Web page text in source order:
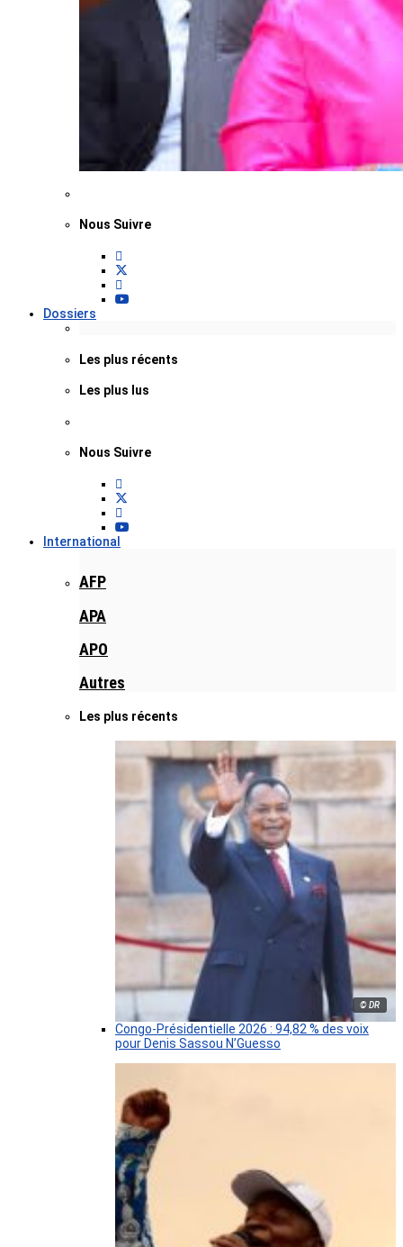
Nous Suivre
Dossiers
Les plus récents
Les plus lus
Nous Suivre
International
AFP
APA
APO
Autres
Les plus récents
© DR
Congo-Présidentielle 2026 : 94,82 % des voix
pour Denis Sassou N’Guesso